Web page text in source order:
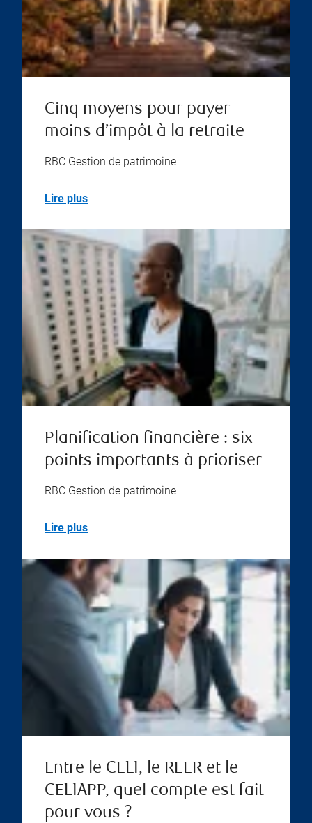
Cinq moyens pour payer
moins d’impôt à la retraite
RBC Gestion de patrimoine
Lire plus
Planification financière : six
points importants à prioriser
RBC Gestion de patrimoine
Lire plus
Entre le CELI, le REER et le
CELIAPP, quel compte est fait
pour vous ?